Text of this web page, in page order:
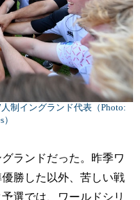
制イングランド代表（Photo:
ランドだった。昨季ワ
勝した以外、苦しい戦
選では、ワールドシリ